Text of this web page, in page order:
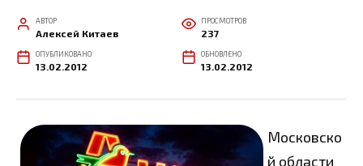
АВТОР
Алексей Китаев
ПРОСМОТРОВ
237
ОПУБЛИКОВАНО
13.02.2012
ОБНОВЛЕНО
13.02.2012
Московско
й области